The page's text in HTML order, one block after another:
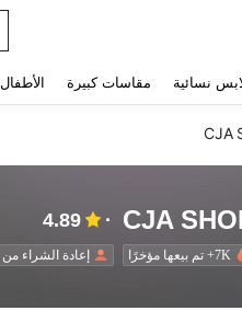
نسائية مقاسات كبيرة الأطفال
CJA
CJA
4.89
7K+ تم بيعها مؤخرًا إعادة الشراء من 100+